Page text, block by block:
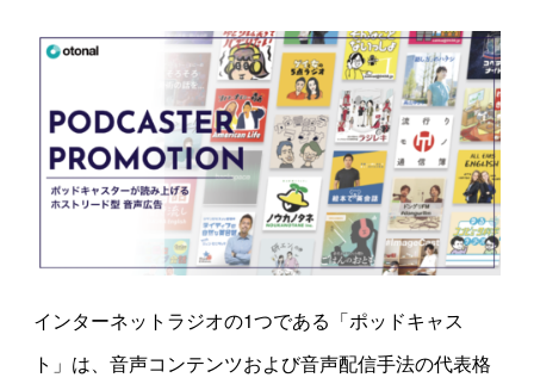
インターネットラジオの1つである「ポッドキャス
ト」は、音声コンテンツおよび音声配信手法の代表格